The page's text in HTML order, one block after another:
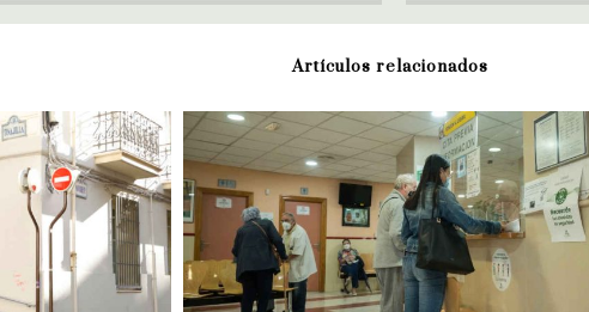
Artículos relacionados